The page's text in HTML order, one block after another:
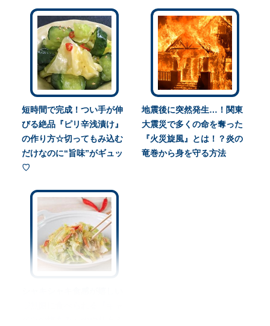
短時間で完成！つい手が伸
びる絶品『ピリ辛浅漬け』
の作り方☆切ってもみ込む
だけなのに“旨味”がギュッ
♡
地震後に突然発生…！関東
大震災で多くの命を奪った
『火災旋風』とは！？炎の
竜巻から身を守る方法